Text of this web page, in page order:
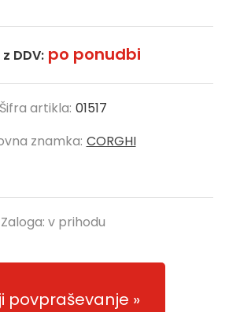
DDV: po ponudbi
Šifra artikla: 01517
znamka: CORGHI
Zaloga: v prihodu
povpraševanje